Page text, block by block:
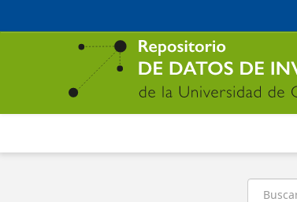
contenido
Buscar